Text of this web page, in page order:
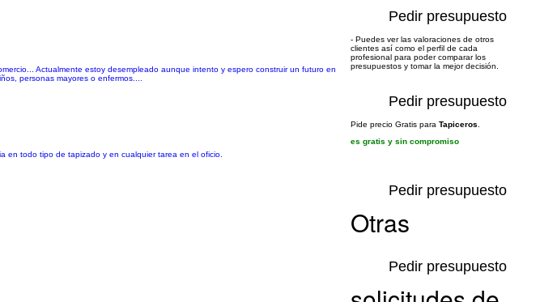
Actualmente estoy desempleado aunque intento y espero construir un futuro en
personas mayores o enfermos....
Pedir presupuesto
en todo tipo de tapizado y en cualquier tarea en el oficio.
Pedir presupuesto
Pedir presupuesto
Pedir presupuesto
- Puedes ver las valoraciones de otros
clientes así como el perfil de cada
profesional para poder comparar los
presupuestos y tomar la mejor decisión.
Pide precio Gratis para Tapiceros
es gratis y sin compromiso
Otras